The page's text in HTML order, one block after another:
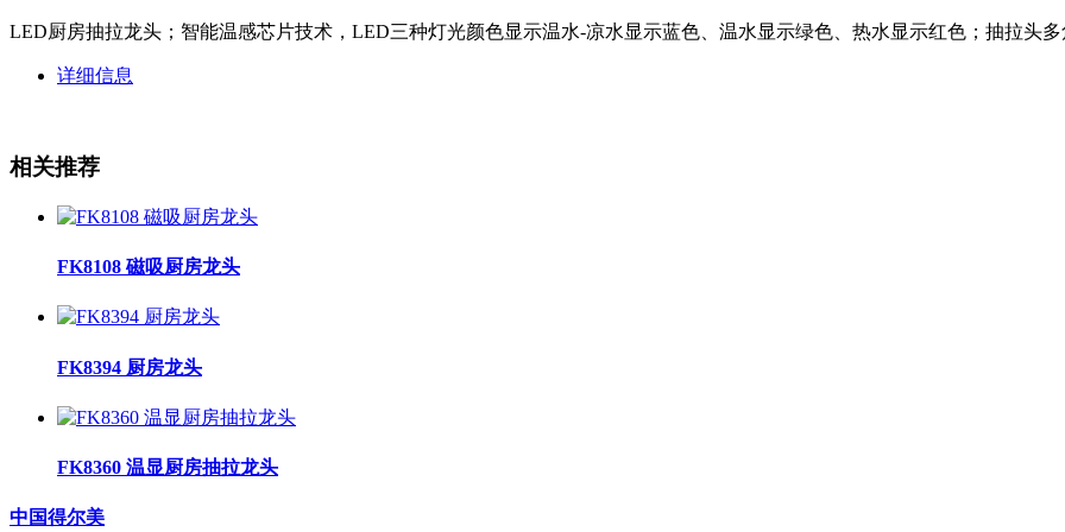
LED厨房抽拉龙头；智能温感芯片技术，LED三种灯光颜色显示温水-凉水显示蓝色、温水显示绿色、热水显示红色；抽拉头多
详细信息
相关推荐
FK8108 磁吸厨房龙头
FK8394 厨房龙头
FK8360 温显厨房抽拉龙头
中国得尔美